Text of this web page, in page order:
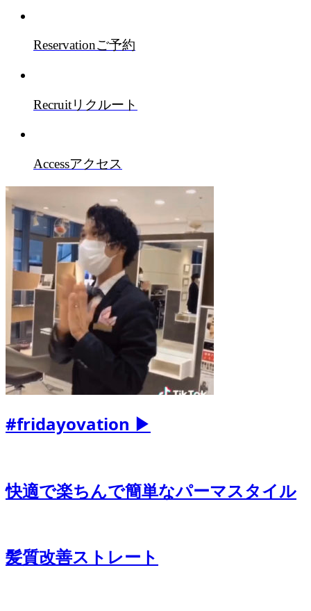
Reservationご予約
Recruitリクルート
Accessアクセス
#fridayovation ▶
快適で楽ちんで簡単なパーマスタイル
髪質改善ストレート